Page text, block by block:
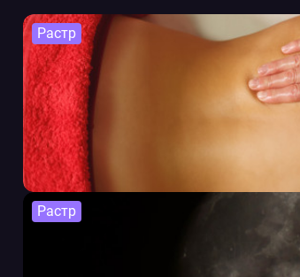
Растр
Растр